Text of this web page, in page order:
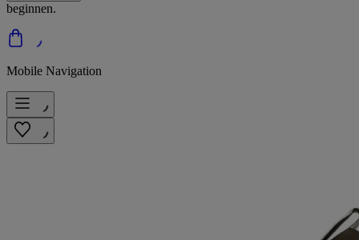
beginnen.
Mobile Navigation